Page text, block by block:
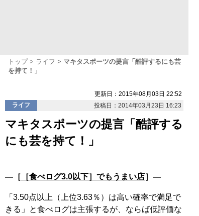
トップ ライフ
マキタスポーツの提言「酷評するにも芸
を持て！」
更新日：2015年08月03日 22:52
ライフ
投稿日：2014年03月23日 16:23
マキタスポーツの提言「酷評する
にも芸を持て！」
―［ ［食べログ3.0以下］でもうまい店］―
「3.50点以上（上位3.63％）は高い確率で満足で
きる」と食べログは主張するが、ならば低評価な